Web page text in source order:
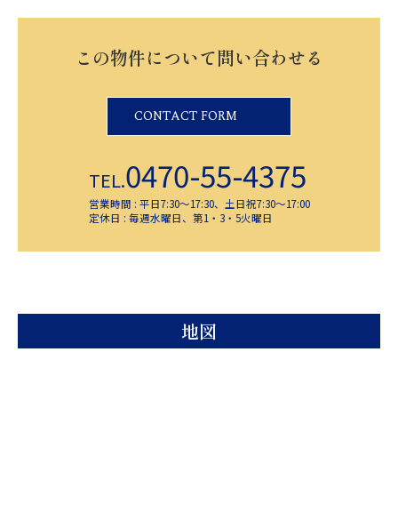
この物件について問い合わせる
CONTACT FORM
TEL.0470-55-4375
営業時間 : 平日7:30～17:30、土日祝7:30～17:00
定休日 : 毎週水曜日、第1・3・5火曜日
地図